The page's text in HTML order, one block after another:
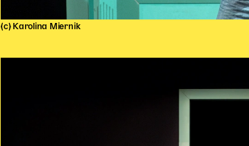
(c) Karolina Miernik